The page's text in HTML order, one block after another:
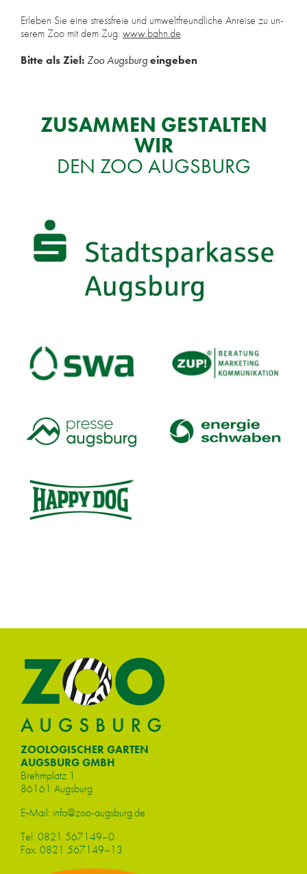
Er­le­ben Sie eine stress­freie und um­welt­freund­li­che An­rei­se zu un­
se­rem Zoo mit dem Zug. www​.bahn​.de
Bit­te als Ziel:Zoo Augs­burgein­ge­ben
ZU­SAM­MEN GE­STAL­TEN
WIR
DEN ZOO AUGS­BURG
ZOOLOGISCHER GARTEN
AUGSBURG GMBH
Brehm­platz 1
86161 Augs­burg
E‑Mail: info@​zoo-​augsburg.​de
Tel. 0821 567149–0
Fax. 0821 567149–13